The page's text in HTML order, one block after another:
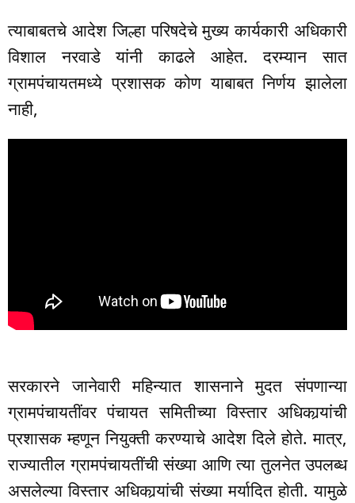
त्याबाबतचे आदेश जिल्हा परिषदेचे मुख्य कार्यकारी अधिकारी
विशाल नरवाडे यांनी काढले आहेत. दरम्यान सात
ग्रामपंचायतमध्ये प्रशासक कोण याबाबत निर्णय झालेला
नाही,
सरकारने जानेवारी महिन्यात शासनाने मुदत संपणान्या
ग्रामपंचायतींवर पंचायत समितीच्या विस्तार अधिकार्‍यांची
प्रशासक म्हणून नियुक्ती करण्याचे आदेश दिले होते. मात्र,
राज्यातील ग्रामपंचायतींची संख्या आणि त्या तुलनेत उपलब्ध
असलेल्या विस्तार अधिकार्‍यांची संख्या मर्यादित होती. यामुळे